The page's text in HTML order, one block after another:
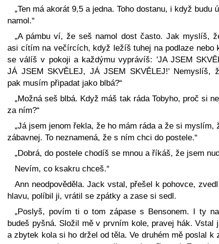
„Ten má akorát 9,5 a jedna. Toho dostanu, i když budu
namol.“
„A pámbu ví, že seš namol dost často. Jak myslíš,
asi cítím na večírcích, když ležíš tuhej na podlaze nebo
se válíš v pokoji a každýmu vyprávíš: 'JA JSEM
JÁ JSEM SKVĚLEJ, JÁ JSEM SKVĚLEJ!' Nemyslíš,
pak musím připadat jako blbá?“
„Možná seš blbá. Když máš tak ráda Tobyho, proč si
za ním?“
„Já jsem jenom řekla, že ho mám ráda a že si myslím,
zábavnej. To neznamená, že s ním chci do postele.“
„Dobrá, do postele chodíš se mnou a říkáš, že jsem
Nevím, co ksakru chceš.“
Ann neodpověděla. Jack vstal, přešel k pohovce, zvedl
hlavu, políbil ji, vrátil se zpátky a zase si sedl.
„Poslyš, povím ti o tom zápase s Bensonem. I ty
budeš pyšná. Složil mě v prvním kole, pravej hák. Vstal
a zbytek kola si ho držel od těla. Ve druhém mě poslal k